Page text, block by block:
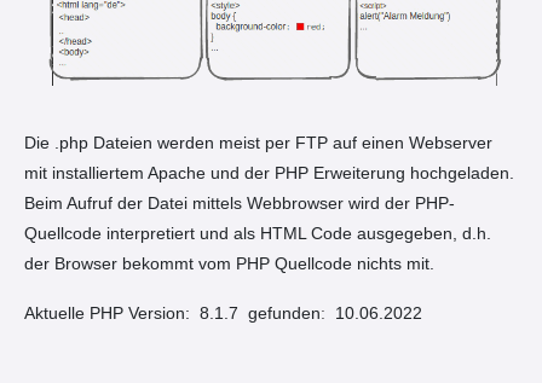
Die .php Dateien werden meist per FTP auf einen Webserver
mit installiertem Apache und der PHP Erweiterung hochgeladen.
Beim Aufruf der Datei mittels Webbrowser wird der PHP-
Quellcode interpretiert und als HTML Code ausgegeben, d.h.
der Browser bekommt vom PHP Quellcode nichts mit.
Aktuelle PHP Version: 8.1.7 gefunden: 10.06.2022